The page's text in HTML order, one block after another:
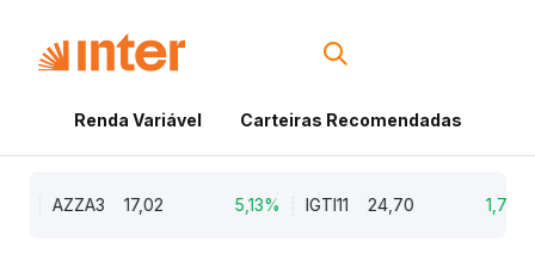
Renda Variável Carteiras Recomendadas
AZZA3 17,02 5,13% IGTI11 24,70 1,77%